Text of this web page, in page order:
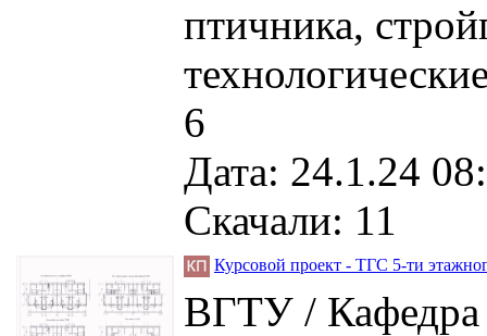
птичника,
6
Дата: 24.1.24
Скачали: 11
Курсовой проект - ТГС 5-ти
ВГТУ / Кафедра